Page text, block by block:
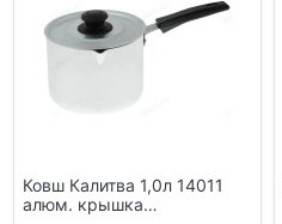
Ковш Калитва 1,0л 14011
алюм. крышка